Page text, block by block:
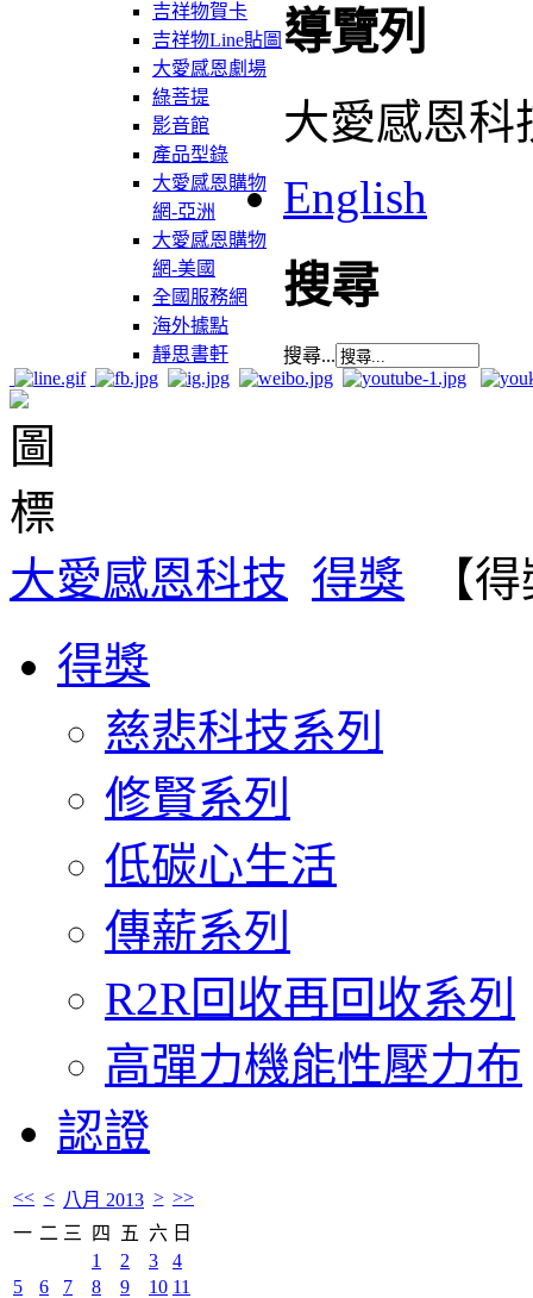
吉祥物賀卡
吉祥物Line貼圖
大愛感恩劇場
綠菩提
影音館
產品型錄
大愛感恩購物
網-亞洲
大愛感恩購物
網-美國
全國服務網
海外據點
靜思書軒
導覽列
大愛感恩科
English
搜尋
搜尋...
大愛感恩科技 得獎
【
得獎
慈悲科技系列
修賢系列
低碳心生活
傳薪系列
R2R回收再回收系列
高彈力機能性壓力布
認證
<< < 八月 2013 > >>
一 二 三 四 五 六 日
1
2 3
4
5
6 7 8 9 10 11